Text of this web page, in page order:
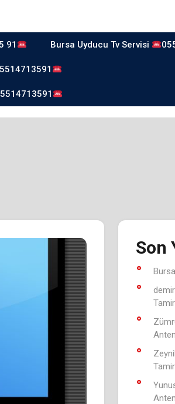
91 Bursa Uyducu Tv Servisi
Son